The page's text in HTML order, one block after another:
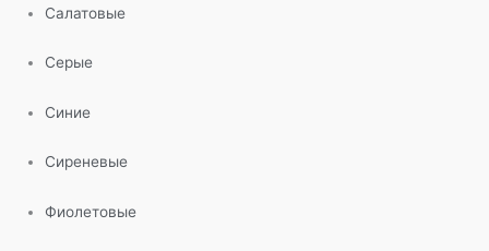
Салатовые
Серые
Синие
Сиреневые
Фиолетовые